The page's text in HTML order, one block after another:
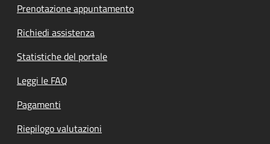
Prenotazione appuntamento
Richiedi assistenza
Statistiche del portale
Leggi le FAQ
Pagamenti
Riepilogo valutazioni